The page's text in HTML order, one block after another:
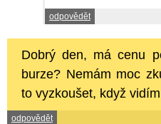
odpovědět
Dobrý den, má cenu
burze? Nemám moc
to vyzkoušet, když
odpovědět